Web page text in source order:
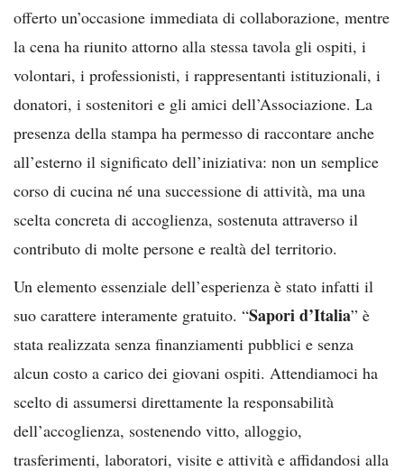
offerto un’occasione immediata di collaborazione, mentre
la cena ha riunito attorno alla stessa tavola gli ospiti, i
volontari, i professionisti, i rappresentanti istituzionali, i
donatori, i sostenitori e gli amici dell’Associazione. La
presenza della stampa ha permesso di raccontare anche
all’esterno il significato dell’iniziativa: non un semplice
corso di cucina né una successione di attività, ma una
scelta concreta di accoglienza, sostenuta attraverso il
contributo di molte persone e realtà del territorio.
Un elemento essenziale dell’esperienza è stato infatti il
suo carattere interamente gratuito. “Sapori d’Italia” è
stata realizzata senza finanziamenti pubblici e senza
alcun costo a carico dei giovani ospiti. Attendiamoci ha
scelto di assumersi direttamente la responsabilità
dell’accoglienza, sostenendo vitto, alloggio,
trasferimenti, laboratori, visite e attività e affidandosi alla